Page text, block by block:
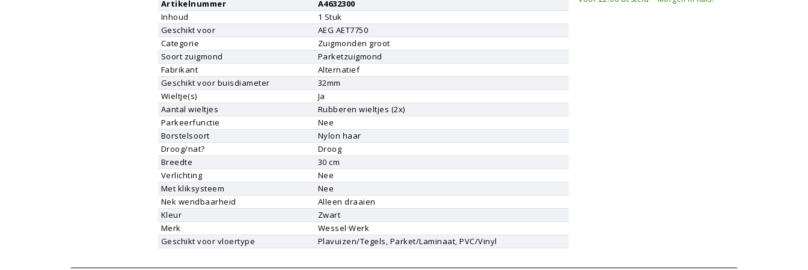
Artikelnummer
A4632300
Inhoud
1 Stuk
Geschikt voor
AEG AET7750
Categorie
Zuigmonden groot
Soort zuigmond
Parketzuigmond
Fabrikant
Alternatief
Geschikt voor buisdiameter
32mm
Wieltje(s)
Ja
Aantal wieltjes
Rubberen wieltjes (2x)
Parkeerfunctie
Nee
Borstelsoort
Nylon haar
Droog/nat?
Droog
Breedte
30 cm
Verlichting
Nee
Met kliksysteem
Nee
Nek wendbaarheid
Alleen draaien
Kleur
Zwart
Merk
Wessel·Werk
Geschikt voor vloertype
Plavuizen/Tegels, Parket/Laminaat, PVC/Vinyl